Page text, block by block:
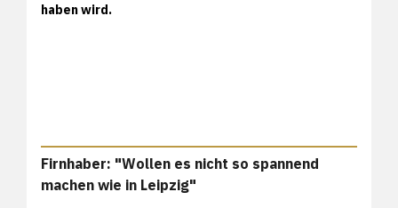
haben wird.
Firnhaber: "Wollen es nicht so spannend
machen wie in Leipzig"